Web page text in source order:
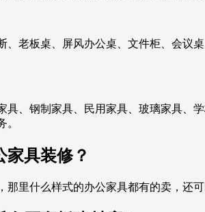
、老板桌、屏风办公桌、文件柜、会议
具、钢制家具、民用家具、玻璃家具、
。
家具装修？
那里什么样式的办公家具都有的卖，还